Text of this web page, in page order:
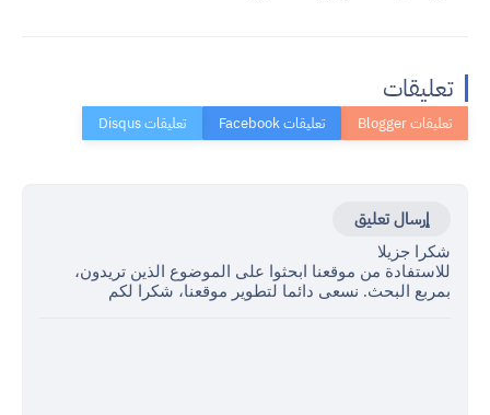
تعليقات
إرسال تعليق
شكرا جزيلا
للاستفادة من موقعنا ابحثوا على الموضوع الذين تريدون،
بمربع البحث. نسعى دائما لتطوير موقعنا، شكرا لكم